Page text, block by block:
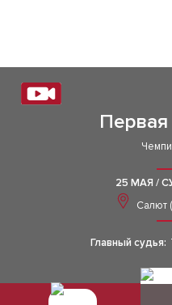
Первая
25 МАЯ /
Салют
Главный судья: